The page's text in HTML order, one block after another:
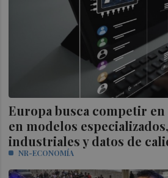
Europa busca competir en
en modelos
industriales y datos de
NR-ECONOMÍA